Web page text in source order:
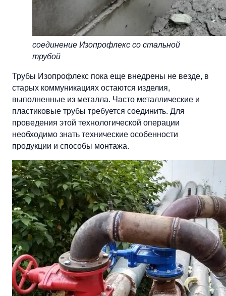
соединение Изопрофлекс со стальной
трубой
Трубы Изопрофлекс пока еще внедрены не везде, в
старых коммуникациях остаются изделия,
выполненные из металла. Часто металлические и
пластиковые трубы требуется соединить. Для
проведения этой технологической операции
необходимо знать технические особенности
продукции и способы монтажа.